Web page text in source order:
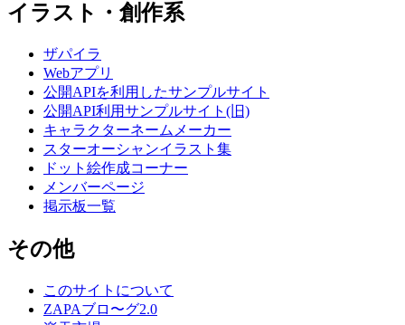
イラスト・創作系
ザパイラ
Webアプリ
公開APIを利用したサンプルサイト
公開API利用サンプルサイト(旧)
キャラクターネームメーカー
スターオーシャンイラスト集
ドット絵作成コーナー
メンバーページ
掲示板一覧
その他
このサイトについて
ZAPAブロ〜グ2.0